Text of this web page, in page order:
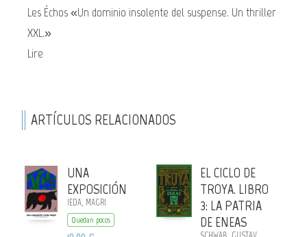
Les Échos «Un dominio insolente del suspense. Un thriller
XXL.»
Lire
ARTÍCULOS RELACIONADOS
UNA
EXPOSICIÓN
IEDA, MAGRI
Quedan pocos
EL CICLO DE
TROYA. LIBRO
3: LA PATRIA
DE ENEAS